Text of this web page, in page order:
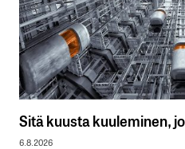
Sitä kuusta kuuleminen,
6.8.2026